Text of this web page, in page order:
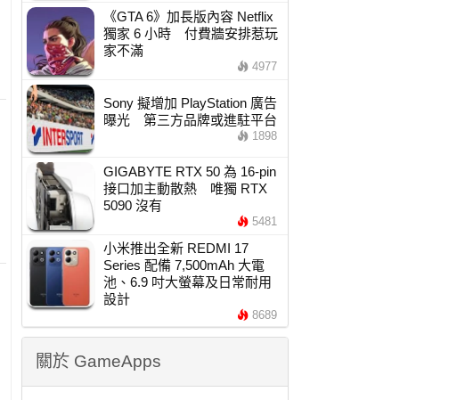
《GTA 6》加長版內容 Netflix
獨家 6 小時 付費牆安排惹玩
家不滿
4977
Sony 擬增加 PlayStation 廣告
曝光 第三方品牌或進駐平台
1898
GIGABYTE RTX 50 為 16-pin
接口加主動散熱 唯獨 RTX
5090 沒有
5481
小米推出全新 REDMI 17
Series 配備 7,500mAh 大電
池、6.9 吋大螢幕及日常耐用
設計
8689
關於 GameApps